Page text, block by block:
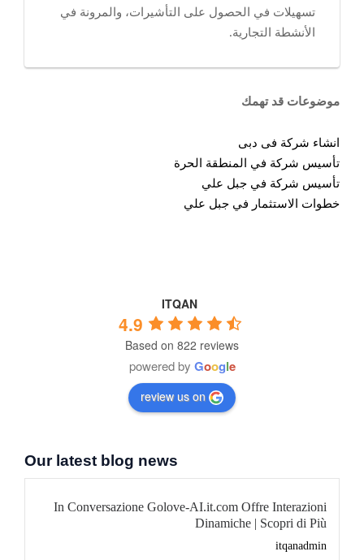
تسهيلات في الحصول على التأشيرات، والمرونة في
الأنشطة التجارية.
موضوعات قد تهمك
انشاء شركة فى دبى
تأسيس شركة في المنطقة الحرة
تأسيس شركة في جبل علي
خطوات الاستثمار في جبل علي
ITQAN
4.9
Based on 822 reviews
powered by Google
review us on
Our latest blog news
In Conversazione Golove-AI.it.com Offre Interazioni
Dinamiche | Scopri di Più
itqanadmin